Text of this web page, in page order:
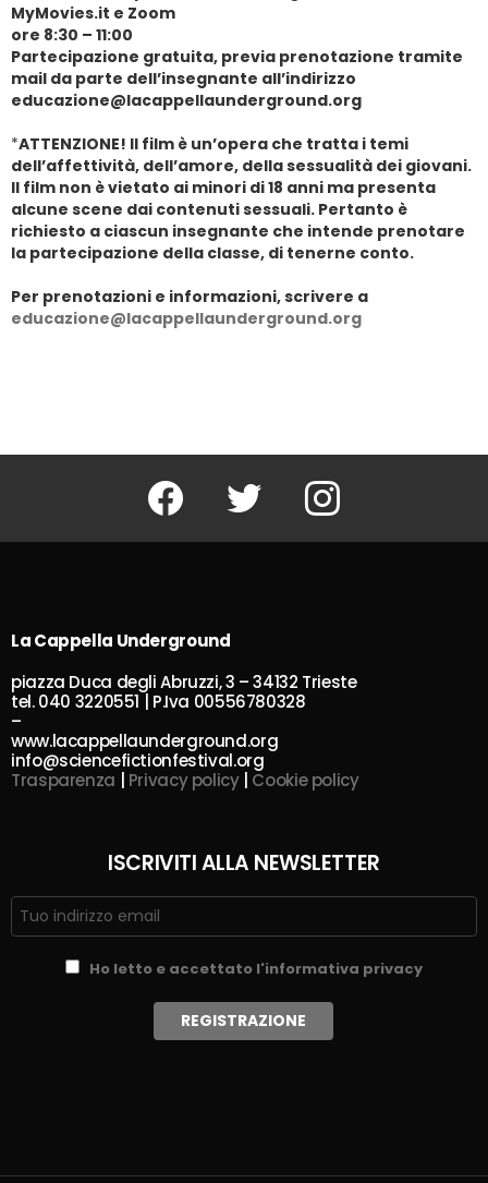
MyMovies.it e Zoom
ore 8:30 – 11:00
Partecipazione gratuita, previa prenotazione tramite
mail da parte dell’insegnante all’indirizzo
educazione@lacappellaunderground.org
*ATTENZIONE! Il film è un’opera che tratta i temi
dell’affettività, dell’amore, della sessualità dei giovani.
Il film non è vietato ai minori di 18 anni ma presenta
alcune scene dai contenuti sessuali. Pertanto è
richiesto a ciascun insegnante che intende prenotare
la partecipazione della classe, di tenerne conto.
Per prenotazioni e informazioni, scrivere a
educazione@lacappellaunderground.org
Facebook Twitter Instagram
La Cappella Underground
piazza Duca degli Abruzzi, 3 – 34132 Trieste
tel. 040 3220551 | P.Iva 00556780328
–
www.lacappellaunderground.org
info@sciencefictionfestival.org
Trasparenza
Privacy policy| Cookie policy
ISCRIVITI ALLA NEWSLETTER
Ho letto e accettato l'informativa privacy